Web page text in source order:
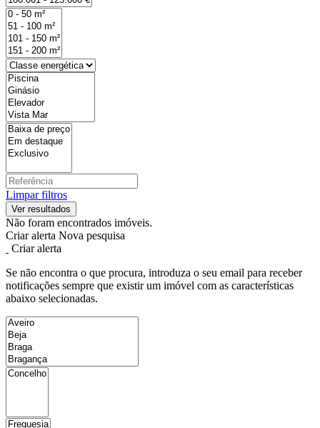
Limpar filtros
Não foram encontrados imóveis.
Criar alerta Nova pesquisa
Criar alerta
Se não encontra o que procura, introduza o seu email para receber
notificações sempre que existir um imóvel com as características
abaixo selecionadas.